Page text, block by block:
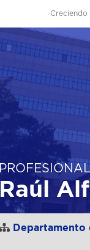
Creciendo
Raúl
Departamento